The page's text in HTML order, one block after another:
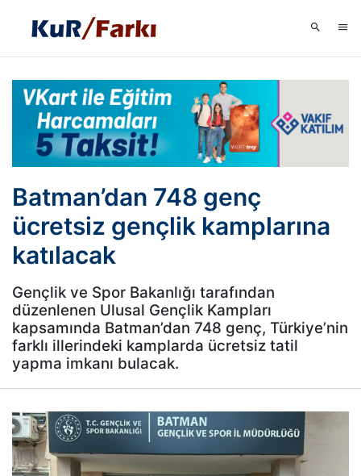
Batman’dan 748 genç
ücretsiz gençlik kamplarına
katılacak
Gençlik ve Spor Bakanlığı tarafından
düzenlenen Ulusal Gençlik Kampları
kapsamında Batman’dan 748 genç, Türkiye’nin
farklı illerindeki kamplarda ücretsiz tatil
yapma imkanı bulacak.